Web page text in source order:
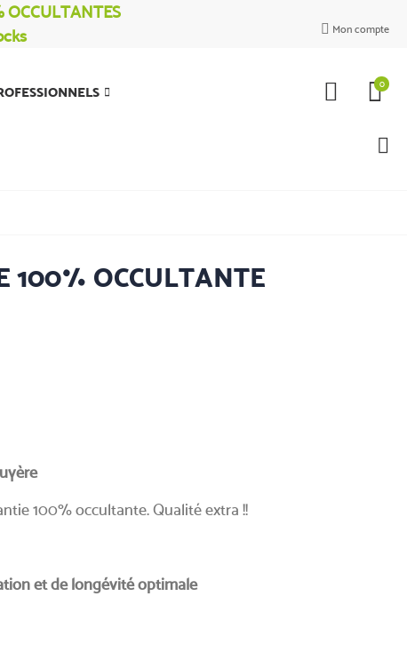
OCCULTANTES
Mon compte
 0
100% OCCULTANTE
100% occultante. Qualité extra !!
et de longévité optimale